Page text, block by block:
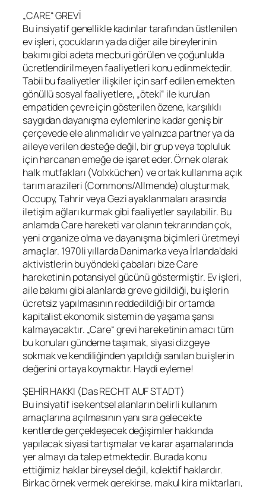
„CARE“ GREVİ
Bu insiyatif genellikle kadınlar tarafından üstlenilen
ev işleri, çocukların ya da diğer aile bireylerinin
bakımı gibi adeta mecburi görülen ve çoğunlukla
ücretlendirilmeyen faaliyetleri konu edinmektedir.
Tabii bu faaliyetler ilişkiler için sarf edilen emekten
gönüllü sosyal faaliyetlere, „öteki“ ile kurulan
empatiden çevre için gösterilen özene, karşılıklı
saygıdan dayanışma eylemlerine kadar geniş bir
çerçevede ele alınmalıdır ve yalnızca partner ya da
aileye verilen desteğe değil, bir grup veya topluluk
için harcanan emeğe de işaret eder. Örnek olarak
halk mutfakları (Volxküchen) ve ortak kullanıma açık
tarım arazileri (Commons/Allmende) oluşturmak,
Occupy, Tahrir veya Gezi ayaklanmaları arasında
iletişim ağları kurmak gibi faaliyetler sayılabilir. Bu
anlamda Care hareketi var olanın tekrarından çok,
yeni organize olma ve dayanışma biçimleri üretmeyi
amaçlar. 1970li yıllarda Danimarka veya İrlanda’daki
aktivistlerin bu yöndeki çabaları bize Care
hareketinin potansiyel gücünü göstermiştir. Ev işleri,
aile bakımı gibi alanlarda greve gidildiği, bu işlerin
ücretsiz yapılmasının reddedildiği bir ortamda
kapitalist ekonomik sistemin de yaşama şansı
kalmayacaktır. „Care“ grevi hareketinin amacı tüm
bu konuları gündeme taşımak, siyasi dizgeye
sokmak ve kendiliğinden yapıldığı sanılan bu işlerin
değerini ortaya koymaktır. Haydi eyleme!
ŞEHİR HAKKI (Das RECHT AUF STADT)
Bu insiyatif ise kentsel alanların belirli kullanım
amaçlarına açılmasının yanı sıra gelecekte
kentlerde gerçekleşecek değişimler hakkında
yapılacak siyasi tartışmalar ve karar aşamalarında
yer almayı da talep etmektedir. Burada konu
ettiğimiz haklar bireysel değil, kolektif haklardır.
Birkaç örnek vermek gerekirse, makul kira miktarları,